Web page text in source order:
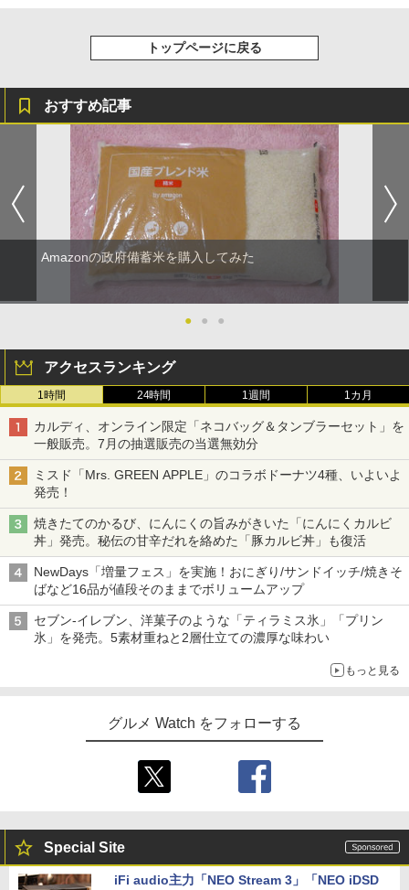
トップページに戻る
おすすめ記事
Amazonの政府備蓄米を購入してみた
● ● ●
アクセスランキング
1時間 24時間 1週間 1カ月
カルディ、オンライン限定「ネコバッグ＆タンブラーセット」を
一般販売。7月の抽選販売の当選無効分
ミスド「Mrs. GREEN APPLE」のコラボドーナツ4種、いよいよ
発売！
焼きたてのかるび、にんにくの旨みがきいた「にんにくカルビ
丼」発売。秘伝の甘辛だれを絡めた「豚カルビ丼」も復活
NewDays「増量フェス」を実施！おにぎり/サンドイッチ/焼きそ
ばなど16品が値段そのままでボリュームアップ
セブン-イレブン、洋菓子のような「ティラミス氷」「プリン
氷」を発売。5素材重ねと2層仕立ての濃厚な味わい
もっと見る
グルメ Watch をフォローする
Special Site
iFi audio主力「NEO Stream 3」「NEO iDSD